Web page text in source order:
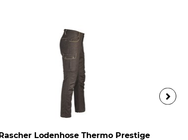
Rascher Lodenhose Thermo Prestige